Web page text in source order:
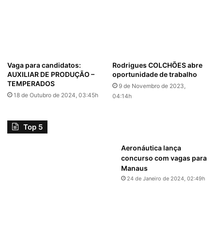
Vaga para candidatos:
AUXILIAR DE PRODUÇÃO –
TEMPERADOS
18 de Outubro de 2024, 03:45h
Rodrigues COLCHÕES abre
oportunidade de trabalho
9 de Novembro de 2023,
04:14h
Top 5
Aeronáutica lança
concurso com vagas para
Manaus
24 de Janeiro de 2024, 02:49h